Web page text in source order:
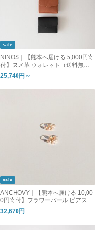
sale
NINOS｜【熊本へ届ける 5,000円寄
付】ヌメ革 ウォレット（送料無
料）
25,740円～
sale
ANCHOVY｜【熊本へ届ける 10,00
0円寄付】フラワーパール ピアス
（送料無料）
32,670円